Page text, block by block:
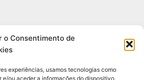
o Consentimento de
experiências, usamos tecnologias como
e/ou aceder a informações do dispositivo.
e Cookies